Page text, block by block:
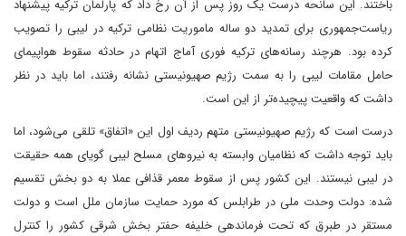
باختند. این سانحه درست یک روز پس از آن رخ داد که پارلمان ترکیه پیشنهاد
ریاست‌جمهوری برای تمدید دو ساله ماموریت نظامی ترکیه در لیبی را تصویب
کرده بود. هرچند رسانه‌های ترکیه فوری آماج اتهام در حادثه سقوط هواپیمای
حامل مقامات لیبی را به سمت رژیم صهیونیستی نشانه رفتند، اما باید در نظر
داشت که واقعیت پیچیده‌تر از این است.
درست است که رژیم صهیونیستی متهم ردیف اول این «اتفاق» تلقی می‌شود، اما
باید توجه داشت که نظامیان وابسته به نیروهای مسلح لیبی گویای همه حقیقت
در لیبی نیستند. این کشور پس از سقوط معمر قذافی عملا به دو بخش تقسیم
شده: دولت وحدت ملی در طرابلس که مورد حمایت سازمان ملل است و دولت
مستقر در طبرق که تحت فرماندهی خلیفه حفتر بخش شرقی کشور را کنترل